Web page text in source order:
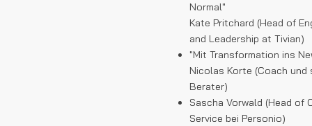
Normal"
Kate Pritchard (Head of
and Leadership at Tivian)
"Mit Transformation ins
Nicolas Korte (Coach und
Berater)
Sascha Vorwald (Head of
Service bei Personio)